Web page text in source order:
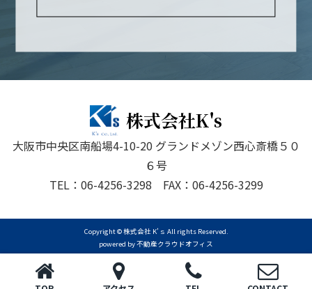
株式会社K's
大阪市中央区南船場4-10-20 グランドメゾン西心斎橋５０
６号
TEL：06-4256-3298 FAX：06-4256-3299
Copyright © 株式会社 K’ｓ All rights Reserved.
powered by 不動産クラウドオフィス